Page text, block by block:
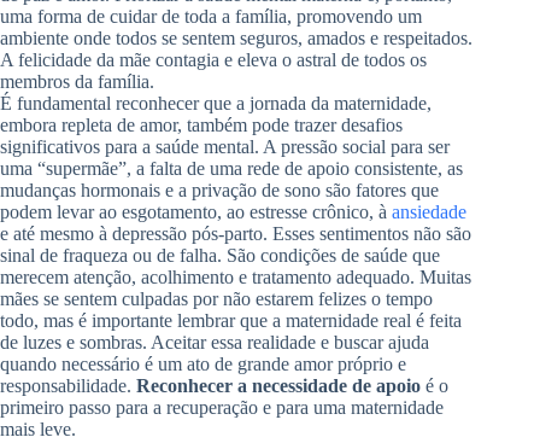
uma forma de cuidar de toda a família, promovendo um
ambiente onde todos se sentem seguros, amados e respeitados.
A felicidade da mãe contagia e eleva o astral de todos os
membros da família.
É fundamental reconhecer que a jornada da maternidade,
embora repleta de amor, também pode trazer desafios
significativos para a saúde mental. A pressão social para ser
uma “supermãe”, a falta de uma rede de apoio consistente, as
mudanças hormonais e a privação de sono são fatores que
podem levar ao esgotamento, ao estresse crônico, à ansiedade
e até mesmo à depressão pós-parto. Esses sentimentos não são
sinal de fraqueza ou de falha. São condições de saúde que
merecem atenção, acolhimento e tratamento adequado. Muitas
mães se sentem culpadas por não estarem felizes o tempo
todo, mas é importante lembrar que a maternidade real é feita
de luzes e sombras. Aceitar essa realidade e buscar ajuda
quando necessário é um ato de grande amor próprio e
responsabilidade. Reconhecer a necessidade de apoio é o
primeiro passo para a recuperação e para uma maternidade
mais leve.